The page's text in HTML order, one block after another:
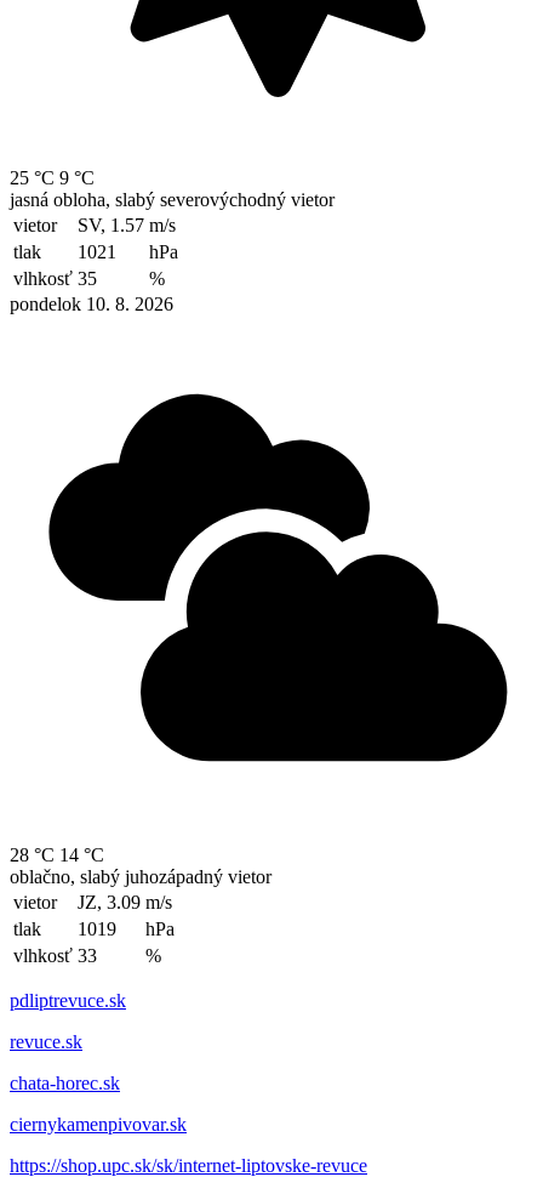
25 °C 9 °C
jasná obloha, slabý severovýchodný vietor
vietor
SV, 1.57 m/s
tlak
1021
hPa
vlhkosť 35
%
pondelok 10. 8. 2026
28 °C 14 °C
oblačno, slabý juhozápadný vietor
vietor
JZ, 3.09 m/s
tlak
1019
hPa
vlhkosť 33 %
pdliptrevuce.sk
revuce.sk
chata-horec.sk
ciernykamenpivovar.sk
https://shop.upc.sk/sk/internet-liptovske-revuce